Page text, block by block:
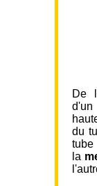
De
du
la